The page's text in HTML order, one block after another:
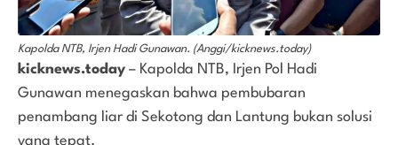
Kapolda NTB, Irjen Hadi Gunawan. (Anggi/kicknews.today)
kicknews.today – Kapolda NTB, Irjen Pol Hadi
Gunawan menegaskan bahwa pembubaran
penambang liar di Sekotong dan Lantung bukan solusi
yang tepat.